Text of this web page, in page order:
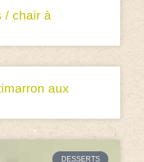
/ chair à
aux
DESSERTS